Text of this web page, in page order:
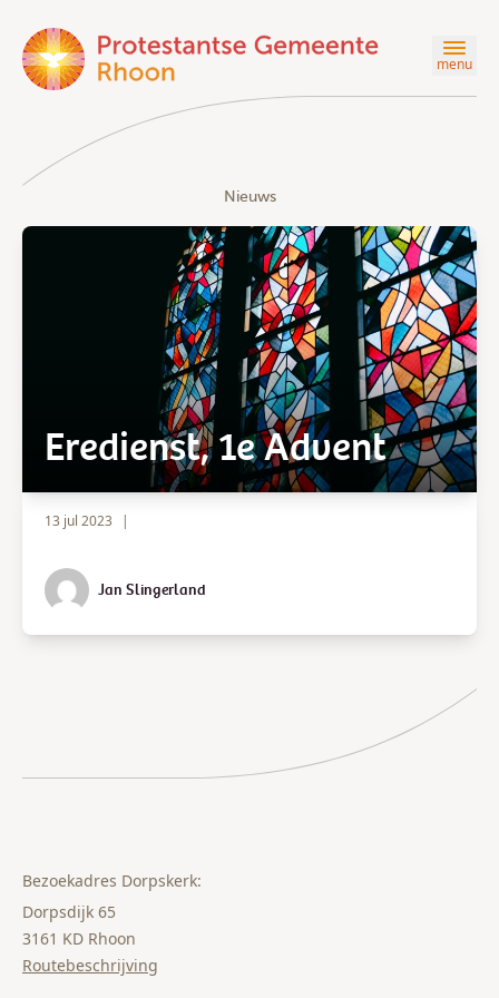
menu
Nieuws
Eredienst, 1e Advent
13 jul 2023 |
Jan Slingerland
Bezoekadres Dorpskerk:
Dorpsdijk 65
3161 KD Rhoon
Routebeschrijving